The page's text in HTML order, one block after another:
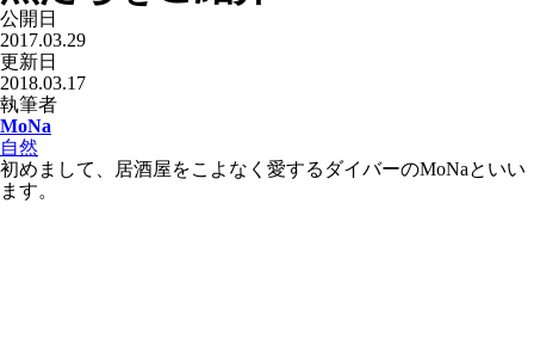
公開日
2017.03.29
更新日
2018.03.17
執筆者
MoNa
自然
初めまして、居酒屋をこよなく愛するダイバーのMoNaといい
ます。